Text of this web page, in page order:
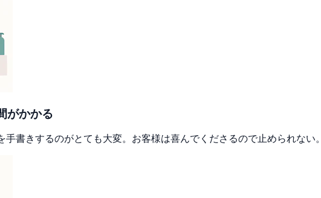
がかかる
書きするのがとても大変。お客様は喜んでくださるので止められない。